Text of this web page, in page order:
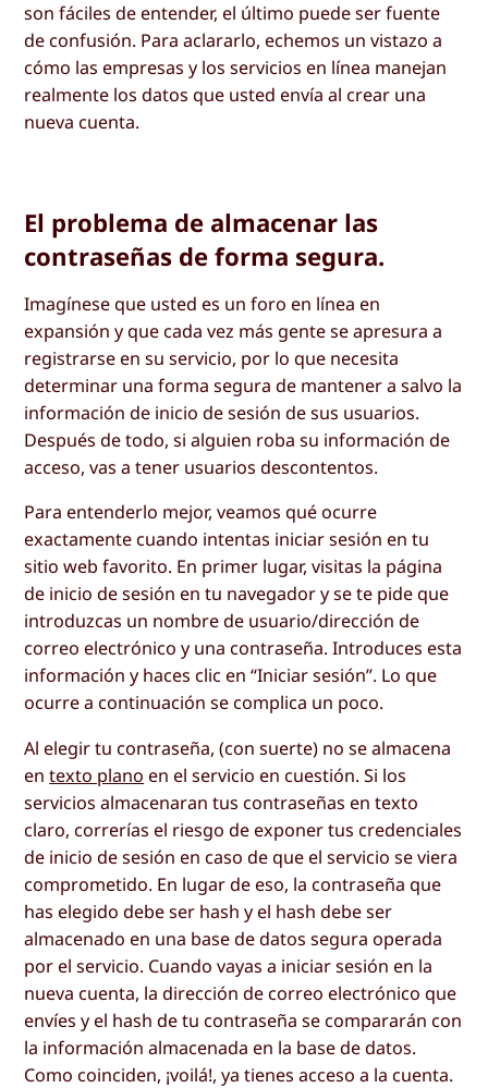
son fáciles de entender, el último puede ser fuente
de confusión. Para aclararlo, echemos un vistazo a
cómo las empresas y los servicios en línea manejan
realmente los datos que usted envía al crear una
nueva cuenta.
El problema de almacenar las
contraseñas de forma segura.
Imagínese que usted es un foro en línea en
expansión y que cada vez más gente se apresura a
registrarse en su servicio, por lo que necesita
determinar una forma segura de mantener a salvo la
información de inicio de sesión de sus usuarios.
Después de todo, si alguien roba su información de
acceso, vas a tener usuarios descontentos.
Para entenderlo mejor, veamos qué ocurre
exactamente cuando intentas iniciar sesión en tu
sitio web favorito. En primer lugar, visitas la página
de inicio de sesión en tu navegador y se te pide que
introduzcas un nombre de usuario/dirección de
correo electrónico y una contraseña. Introduces esta
información y haces clic en “Iniciar sesión”. Lo que
ocurre a continuación se complica un poco.
Al elegir tu contraseña, (con suerte) no se almacena
entexto plano en el servicio en cuestión. Si los
servicios almacenaran tus contraseñas en texto
claro, correrías el riesgo de exponer tus credenciales
de inicio de sesión en caso de que el servicio se viera
comprometido. En lugar de eso, la contraseña que
has elegido debe ser hash y el hash debe ser
almacenado en una base de datos segura operada
por el servicio. Cuando vayas a iniciar sesión en la
nueva cuenta, la dirección de correo electrónico que
envíes y el hash de tu contraseña se compararán con
la información almacenada en la base de datos.
Como coinciden, ¡voilá!, ya tienes acceso a la cuenta.